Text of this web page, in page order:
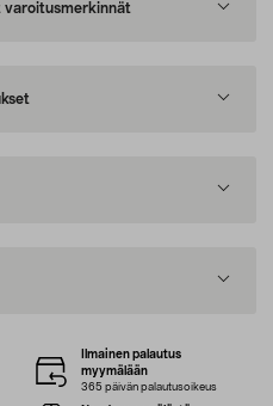
varoitusmerkinnät
Ilmainen palautus
myymälään
365 päivän palautusoikeus